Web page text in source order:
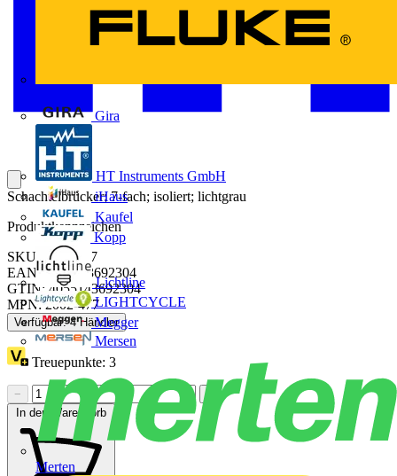
Gira
HT Instruments GmbH
iHaus
Kaufel
Kopp
Lichtline
LIGHTCYCLE
Megger
Mersen
Merten
Schachtelbrücker; 7-fach; isoliert; lichtgrau
Produktkennzeichen
SKU: 2002-477
EAN: 4055143692304
GTIN: 4055143692304
MPN: 2002-477
Verfügbar: 4 Händler
Treuepunkte: 3
−
In den Warenkorb